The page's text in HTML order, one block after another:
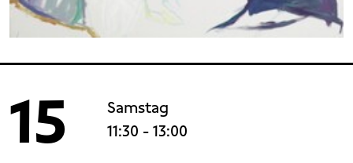
15
Samstag
11:30 - 13:00